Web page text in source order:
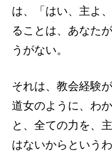
は、「はい、主よ
ることは、あなた
うがない。
それは、教会経験
道女のように、わ
と、全ての力を、
はないからという